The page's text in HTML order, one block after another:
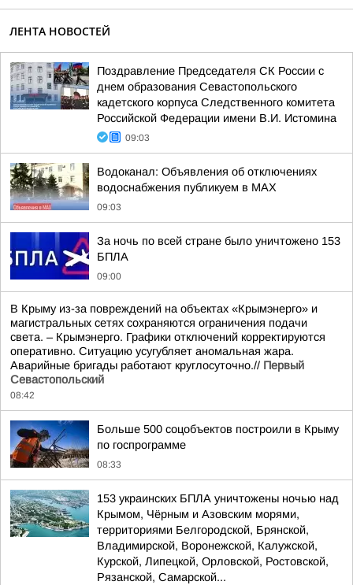
ЛЕНТА НОВОСТЕЙ
Поздравление Председателя СК России с
днем образования Севастопольского
кадетского корпуса Следственного комитета
Российской Федерации имени В.И. Истомина
09:03
Водоканал: Объявления об отключениях
водоснабжения публикуем в MAX
09:03
За ночь по всей стране было уничтожено 153
БПЛА
09:00
В Крыму из-за повреждений на объектах «Крымэнерго» и
магистральных сетях сохраняются ограничения подачи
света. – Крымэнерго. Графики отключений корректируются
оперативно. Ситуацию усугубляет аномальная жара.
Аварийные бригады работают круглосуточно.// Первый
Севастопольский
08:42
Больше 500 соцобъектов построили в Крыму
по госпрограмме
08:33
153 украинских БПЛА уничтожены ночью над
Крымом, Чёрным и Азовским морями,
территориями Белгородской, Брянской,
Владимирской, Воронежской, Калужской,
Курской, Липецкой, Орловской, Ростовской,
Рязанской, Самарской...